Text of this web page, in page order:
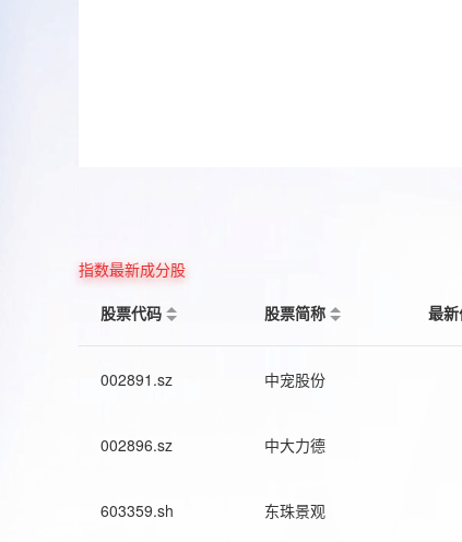
指数最新成分股
股票代码
股票简称 最
002891.sz 中宠股份
002896.sz 中大力德
603359.sh 东珠景观